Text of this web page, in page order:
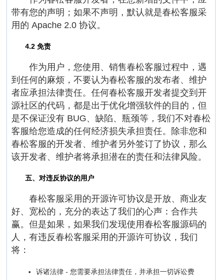
带有您的声明；如果不声明，默认就是春松客服采
用的 Apache 2.0 协议。
4.2 免责
作为用户，您使用、销售春松客服过程中，遇
到任何的麻烦，不要认为春松客服的发布者、维护
者应承担法律责任。任何春松客服开发者提交到开
源社区的代码，都是出于优化增强软件的目的，但
是不保证没有 BUG、缺陷、瓶颈等，我们不对春松
客服给您造成的任何经济损失承担责任。除非您和
春松客服的开发者、维护者另外签订了协议，那么
该开发者、维护者将承担潜在的责任和法律风险。
五、对违反协议的用户
春松客服采用的开源许可协议是开放、商业友
好、宽松的，充分的表达了我们的心声：合作共
赢。但是如果，如果我们发现使用春松客服源码的
人，有违反春松客服采用的开源许可协议，我们
将：
诉诸法律 - 您需要承担法律责任，并承担一切诉讼费